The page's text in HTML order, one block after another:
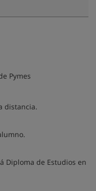
Pymes
distancia.
Diploma de Estudios en